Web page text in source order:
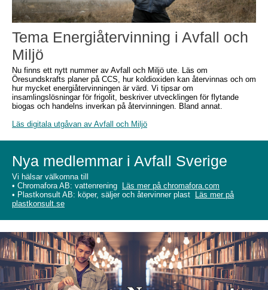
Tema Energiåtervinning i Avfall och
Miljö
Nu finns ett nytt nummer av Avfall och Miljö ute. Läs om
Öresundskrafts planer på CCS, hur koldioxiden kan återvinnas och om
hur mycket energiåtervinningen är värd. Vi tipsar om
insamlingslösningar för frigolit, beskriver utvecklingen för flytande
biogas och handelns inverkan på återvinningen. Bland annat.
Läs digitala utgåvan av Avfall och Miljö
Nya medlemmar i Avfall Sverige
Vi hälsar välkomna till
• Chromafora AB: vattenrening
Läs mer på chromafora.com
• Plastkonsult AB: köper, säljer och återvinner plast
Läs mer på
plastkonsult.se